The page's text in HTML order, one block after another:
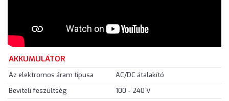
AKKUMULÁTOR
Az elektromos áram típusa
AC/DC átalakító
Beviteli feszültség
100 - 240 V